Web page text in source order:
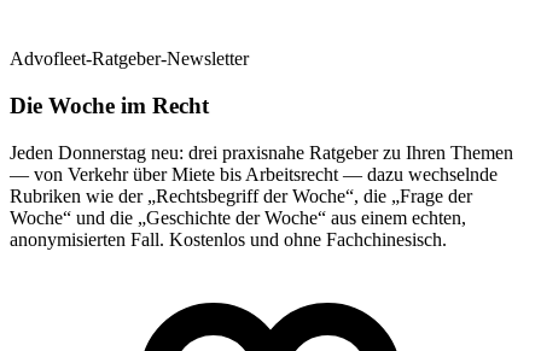
Advofleet-Ratgeber-Newsletter
Die Woche im Recht
Jeden Donnerstag neu: drei praxisnahe Ratgeber zu Ihren Themen
— von Verkehr über Miete bis Arbeitsrecht — dazu wechselnde
Rubriken wie der „Rechtsbegriff der Woche“, die „Frage der
Woche“ und die „Geschichte der Woche“ aus einem echten,
anonymisierten Fall. Kostenlos und ohne Fachchinesisch.